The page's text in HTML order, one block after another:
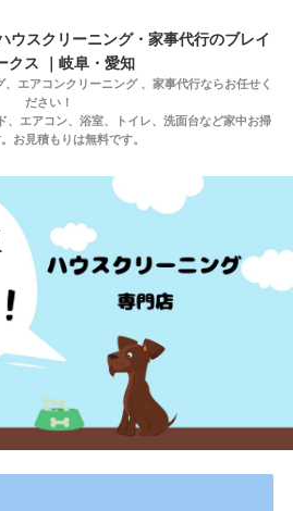
ウスクリーニング・家事代行のブレイ
クス ｜岐阜・愛知
エアコンクリーニング 、家事代行ならお任せく
ださい！
、エアコン、浴室、トイレ、洗面台など家中お掃
お見積もりは無料です。